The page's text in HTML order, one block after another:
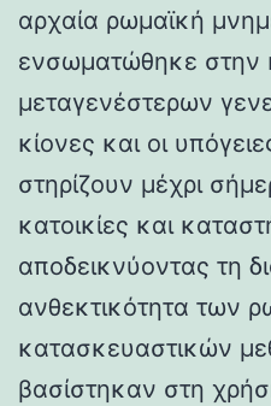
αρχαία ρωμαϊκή
ενσωματώθηκε στην
μεταγενέστερων
κίονες και οι
στηρίζουν μέχρι
κατοικίες και
αποδεικνύοντας τη
ανθεκτικότητα των
κατασκευαστικών
βασίστηκαν στη